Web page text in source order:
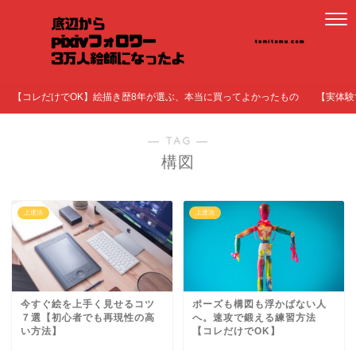
【コレだけでOK】絵描き歴8年が選ぶ、本当に買ってよかったもの 【実体
― TAG ―
構図
上達法
今すぐ絵を上手く見せるコツ
７選【初心者でも再現性の高
い方法】
上達法
ポーズも構図も浮かばない人
へ。速攻で鍛える練習方法
【コレだけでOK】